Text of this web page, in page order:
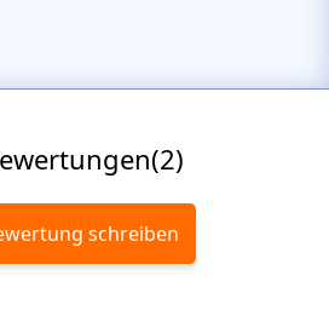
schreiben